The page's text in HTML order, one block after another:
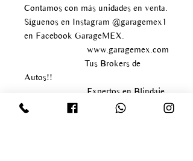
Contamos con más unidades en venta.
Síguenos en Instagram @garagemex1
en Facebook GarageMEX.
www.garagemex.com
Tus Brokers de
Autos!!
Expertos en Blindaje.